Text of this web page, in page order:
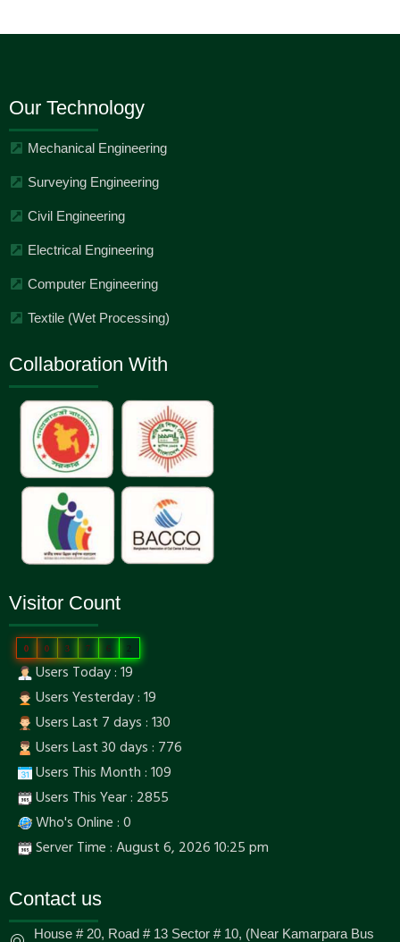
Our Technology
Mechanical Engineering
Surveying Engineering
Civil Engineering
Electrical Engineering
Computer Engineering
Textile (Wet Processing)
Collaboration With
Visitor Count
0 0 3 7 6 2
Users Today : 19
Users Yesterday : 19
Users Last 7 days : 130
Users Last 30 days : 776
Users This Month : 109
Users This Year : 2855
Who's Online : 0
Server Time : August 6, 2026 10:25 pm
Contact us
House # 20, Road # 13 Sector # 10, (Near Kamarpara Bus